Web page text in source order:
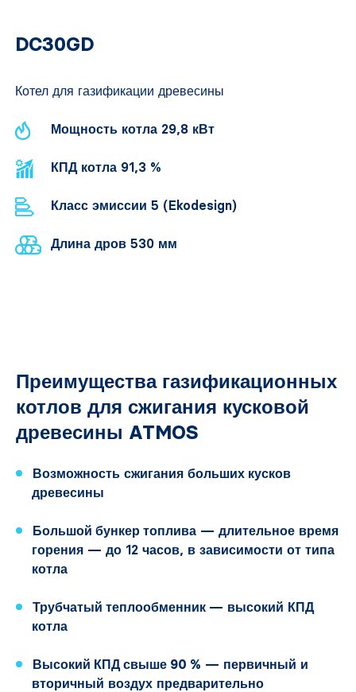
DC30GD
Котел для газификации древесины
Мощность котла 29,8 кВт
КПД котла 91,3 %
Класс эмиссии 5 (Ekodesign)
Длина дров 530 мм
Преимущества газификационных
котлов для сжигания кусковой
древесины ATMOS
Возможность сжигания больших кусков
древесины
Большой бункер топлива — длительное время
горения — до 12 часов, в зависимости от типа
котла
Трубчатый теплообменник — высокий КПД
котла
Высокий КПД свыше 90 % — первичный и
вторичный воздух предварительно